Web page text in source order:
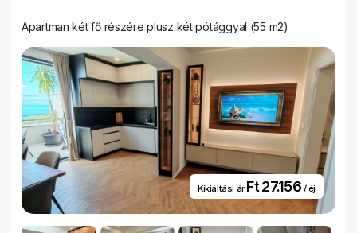
Apartman két fő részére plusz két pótággyal (55 m2)
Kikiáltási ár Ft 27.156 / éj